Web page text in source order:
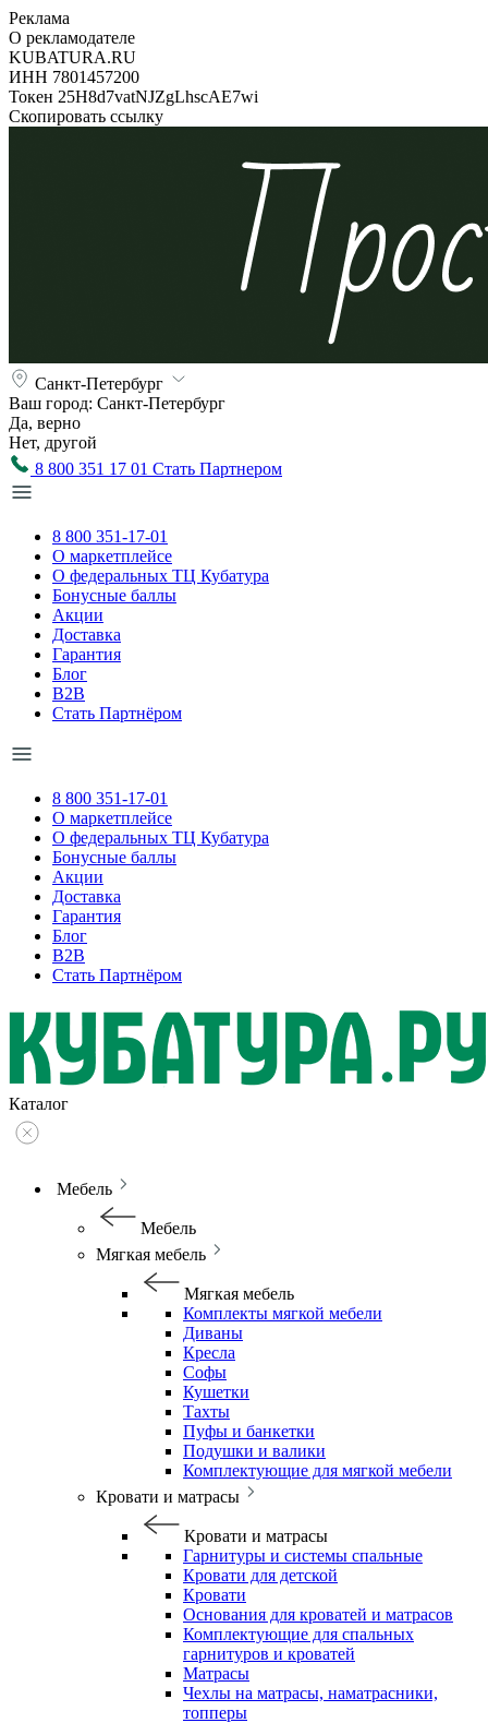
Реклама
О рекламодателе
KUBATURA.RU
ИНН 7801457200
Токен 25H8d7vatNJZgLhscAE7wi
Скопировать ссылку
Санкт-Петербург
Ваш город: Санкт-Петербург
Да, верно
Нет, другой
8 800 351 17 01 Стать Партнером
8 800 351-17-01
О маркетплейсе
О федеральных ТЦ Кубатура
Бонусные баллы
Акции
Доставка
Гарантия
Блог
B2B
Стать Партнёром
8 800 351-17-01
О маркетплейсе
О федеральных ТЦ Кубатура
Бонусные баллы
Акции
Доставка
Гарантия
Блог
B2B
Стать Партнёром
Каталог
Мебель
Мебель
Мягкая мебель
Мягкая мебель
Комплекты мягкой мебели
Диваны
Кресла
Софы
Кушетки
Тахты
Пуфы и банкетки
Подушки и валики
Комплектующие для мягкой мебели
Кровати и матрасы
Кровати и матрасы
Гарнитуры и системы спальные
Кровати для детской
Кровати
Основания для кроватей и матрасов
Комплектующие для спальных
гарнитуров и кроватей
Матрасы
Чехлы на матрасы, наматрасники,
топперы